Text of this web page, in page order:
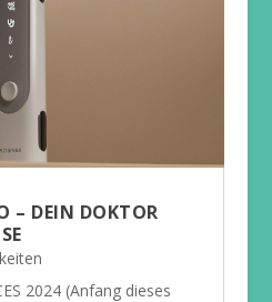
– DEIN DOKTOR
2024 (Anfang dieses